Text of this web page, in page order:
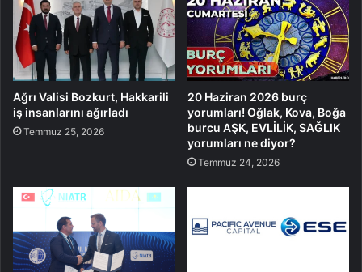
Ağrı Valisi Bozkurt, Hakkarili
iş insanlarını ağırladı
Temmuz 25, 2026
20 Haziran 2026 burç
yorumları! Oğlak, Kova, Boğa
burcu AŞK, EVLİLİK, SAĞLIK
yorumları ne diyor?
Temmuz 24, 2026